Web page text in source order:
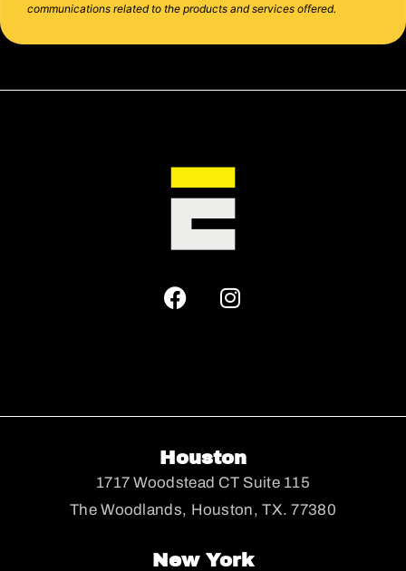
communications related to the products and services offered.
Houston
1717 Woodstead CT Suite 115
The Woodlands, Houston, TX. 77380
New York